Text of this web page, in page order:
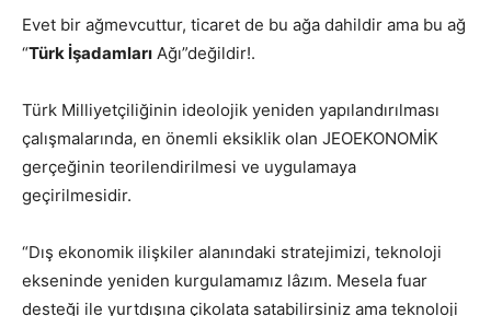
Evet bir ağmevcuttur, ticaret de bu ağa dahildir ama bu ağ
“Türk İşadamları Ağı”değildir!.
Türk Milliyetçiliğinin ideolojik yeniden yapılandırılması
çalışmalarında, en önemli eksiklik olan JEOEKONOMİK
gerçeğinin teorilendirilmesi ve uygulamaya
geçirilmesidir.
“Dış ekonomik ilişkiler alanındaki stratejimizi, teknoloji
ekseninde yeniden kurgulamamız lâzım. Mesela fuar
desteği ile yurtdışına çikolata satabilirsiniz ama teknoloji